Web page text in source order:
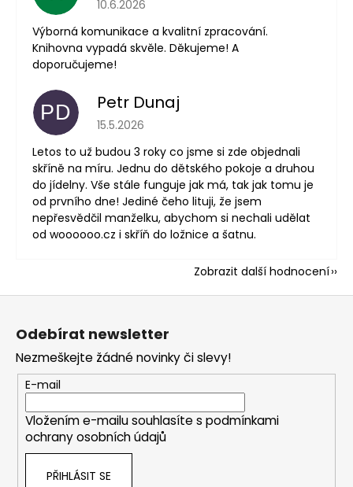
10.6.2026
Výborná komunikace a kvalitní zpracování.
Knihovna vypadá skvěle. Děkujeme! A
doporučujeme!
PD Petr Dunaj
Hodnocení obchodu je 5 z 5 hvězdiček.
15.5.2026
Letos to už budou 3 roky co jsme si zde objednali
skříně na míru. Jednu do dětského pokoje a druhou
do jídelny. Vše stále funguje jak má, tak jak tomu je
od prvního dne! Jediné čeho lituji, že jsem
nepřesvědčil manželku, abychom si nechali udělat
od woooooo.cz i skříň do ložnice a šatnu.
Zobrazit další hodnocení
Z
Odebírat newsletter
Nezmeškejte žádné novinky či slevy!
E-mail
Vložením e-mailu souhlasíte s podmínkami
ochrany osobních údajů
PŘIHLÁSIT SE